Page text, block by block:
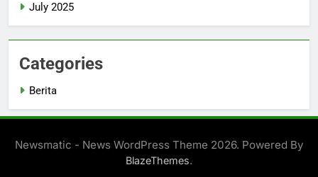
July 2025
Categories
Berita
Newsmatic - News WordPress Theme 2026. Powered By
BlazeThemes.